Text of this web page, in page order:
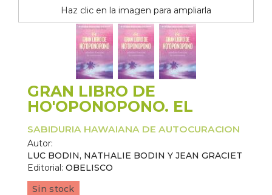
Haz clic en la imagen para ampliarla
GRAN LIBRO DE
HO'OPONOPONO. EL
SABIDURIA HAWAIANA DE AUTOCURACION
Autor:
LUC BODIN, NATHALIE BODIN Y JEAN GRACIET
Editorial: OBELISCO
Sin stock